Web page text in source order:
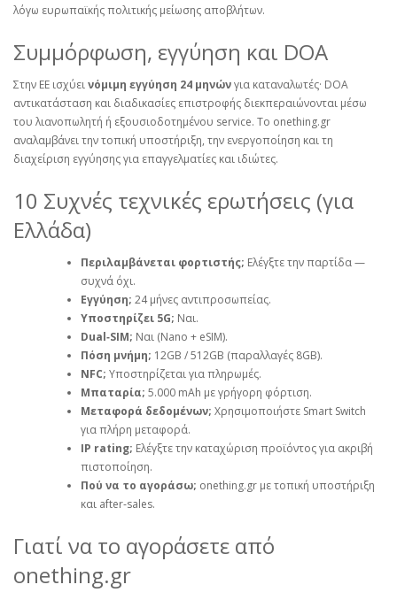
λόγω ευρωπαϊκής πολιτικής μείωσης αποβλήτων.
Συμμόρφωση, εγγύηση και DOA
Στην ΕΕ ισχύεινόμιμη εγγύηση 24 μηνώνγια καταναλωτές· DOA
αντικατάσταση και διαδικασίες επιστροφής διεκπεραιώνονται μέσω
του λιανοπωλητή ή εξουσιοδοτημένου service. Το onething.gr
αναλαμβάνει την τοπική υποστήριξη, την ενεργοποίηση και τη
διαχείριση εγγύησης για επαγγελματίες και ιδιώτες.
10 Συχνές τεχνικές ερωτήσεις (για
Ελλάδα)
Περιλαμβάνεται φορτιστής; Ελέγξτε την παρτίδα —
συχνά όχι.
Εγγύηση; 24 μήνες αντιπροσωπείας.
Υποστηρίζει 5G; Ναι.
Dual‑SIM; Ναι (Nano + eSIM).
Πόση μνήμη; 12GB / 512GB (παραλλαγές 8GB).
NFC; Υποστηρίζεται για πληρωμές.
Μπαταρία; 5.000 mAh με γρήγορη φόρτιση.
Μεταφορά δεδομένων; Χρησιμοποιήστε Smart Switch
για πλήρη μεταφορά.
IP rating; Ελέγξτε την καταχώριση προϊόντος για ακριβή
πιστοποίηση.
Πού να το αγοράσω; onething.gr με τοπική υποστήριξη
και after‑sales.
Γιατί να το αγοράσετε από
onething.gr